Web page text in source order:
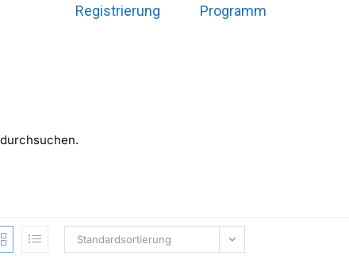
Registrierung Programm
Standardsortierung